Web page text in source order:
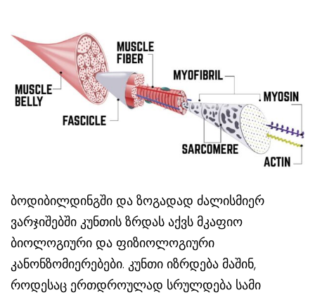
ბოდიბილდინგში და ზოგადად ძალისმიერ
ვარჯიშებში კუნთის ზრდას აქვს მკაფიო
ბიოლოგიური და ფიზიოლოგიური
კანონზომიერებები. კუნთი იზრდება მაშინ,
როდესაც ერთდროულად სრულდება სამი